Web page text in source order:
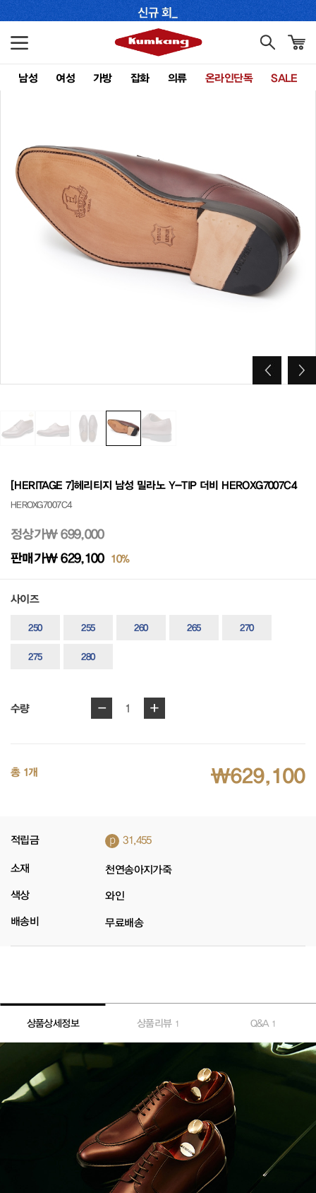
남성 여성 가방 잡화 의류 온라인단독 SALE
[HERITAGE 7]헤리티지 남성 밀라노 Y-TIP 더비 HEROXG7007C4
HEROXG7007C4
정상가₩ 699,000
판매가₩ 629,100 10%
사이즈
250 255 260 265 270
275 280
수량 - 1 +
총 1개 ₩629,100
적립금 p 31,455
소재 천연송아지가죽
색상 와인
배송비 무료배송
상품상세정보 상품리뷰 1 Q&A 1